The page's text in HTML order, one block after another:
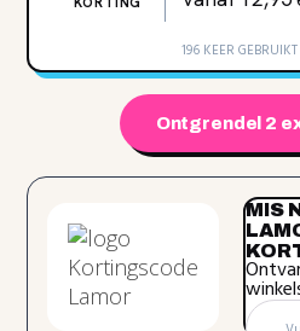
196 KEER GEBRUIKT
Ontgrendel 2
MIS